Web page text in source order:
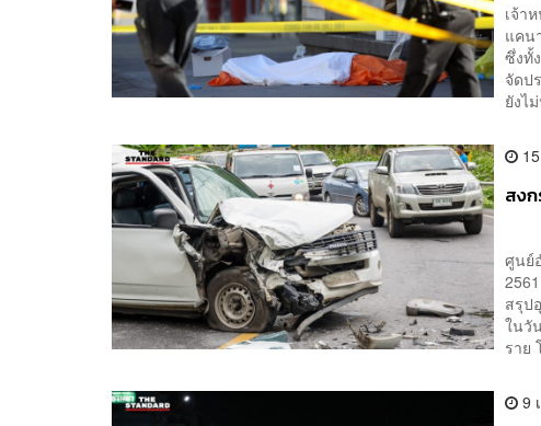
เจ้า
แคน
ซึ่งทั้
จัดป
ยังไ
สง
ศูนย์
สรุป
ในวั
ราย
9